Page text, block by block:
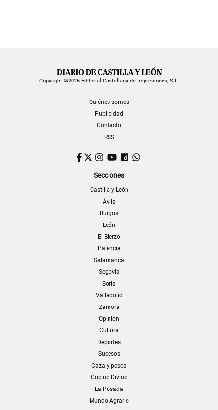
Copyright ©2026 Editorial Castellana de Impresiones, S.L.
Quiénes somos
Publicidad
Contacto
RSS
Facebook
TwitterInstagram
YouTubeDailymotion
Secciones
Castilla y León
Ávila
Burgos
León
El Bierzo
Palencia
Salamanca
Segovia
Soria
Valladolid
Zamora
Opinión
Cultura
Deportes
Sucesos
Caza y pesca
Cocino Divino
La Posada
Mundo Agrario